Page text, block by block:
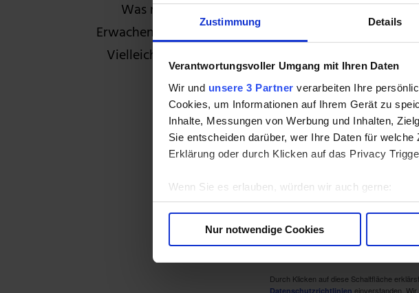
Zustimmung Details
Verantwortungsvoller Umgang mit Ihren Daten
Wir und unsere 3 Partner verarbeiten Ihre
Cookies, um Informationen auf Ihrem Gerät zu
Inhalte, Messungen von Werbung und Inhalten,
Sie entscheiden darüber, wer Ihre Daten für
Erklärung oder durch Klicken auf das Privacy
Wenn Sie es erlauben, würden wir auch gerne:
Informationen über Ihre geografische Lage
Erfahren Sie mehr darüber, wie Ihre persönlichen
Wir verwenden Cookies, um Inhalte und Anzeigen
Nur notwendige Cookies
Was macht diese besonderen Kursraketen aus?
Erwachen? In unserem Sonderbericht beantwortet
Vielleicht sieht er auch eine bessere Alternative,
Gib einfach deine E-Mail-
Durch Klicken auf diese Schaltfläche
Datenschutzrichtlinien einverstanden.